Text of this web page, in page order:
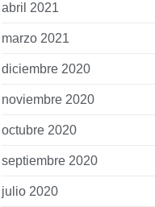
abril 2021
marzo 2021
diciembre 2020
noviembre 2020
octubre 2020
septiembre 2020
julio 2020